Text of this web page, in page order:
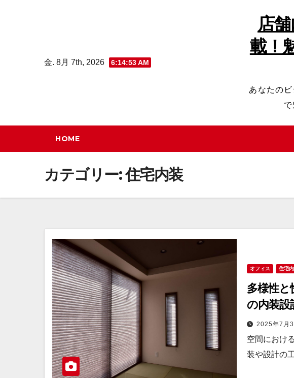
金. 8月 7th, 2026 6:14:54 AM
店
載！
あなたの
HOME
カテゴリー:住宅内装
オフィス 住宅
多様性と
の内装設
出2025年7月
空間におけ
装や設計の